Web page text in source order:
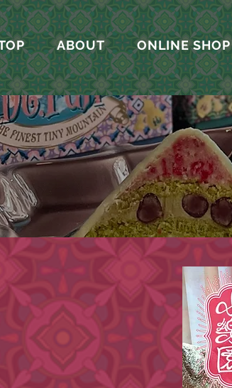
ABOUT ONLINE SHOP